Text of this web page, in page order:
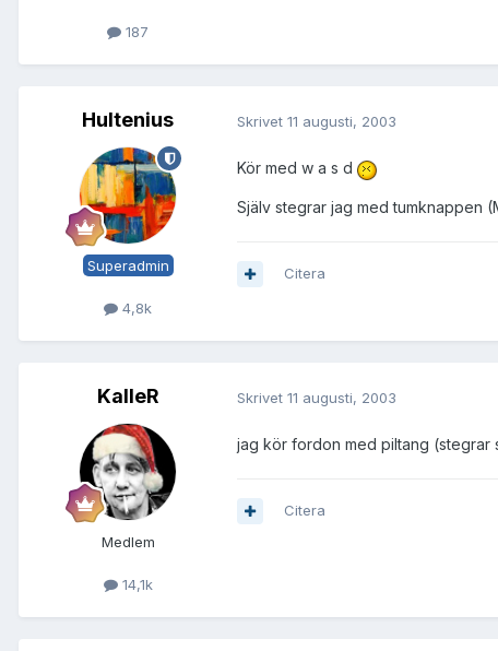
187
Hultenius
Superadmin
4,8k
Skrivet 11 augusti, 2003
Kör med w a s d
Själv stegrar jag med tumknappen
Citera
KalleR
Medlem
14,1k
Skrivet 11 augusti, 2003
jag kör fordon med piltang (stegrar
Citera